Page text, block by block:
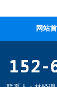
网站